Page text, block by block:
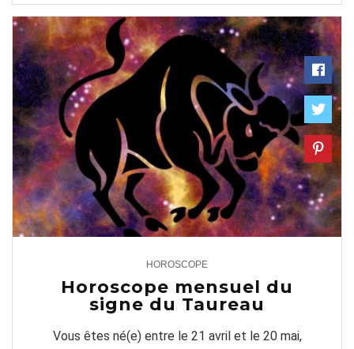
1
HOROSCOPE
Horoscope mensuel du
signe du Taureau
Vous êtes né(e) entre le 21 avril et le 20 mai,